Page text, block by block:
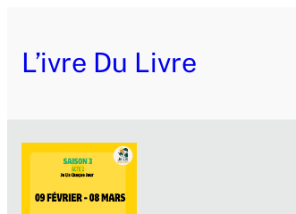
L’ivre Du Livre